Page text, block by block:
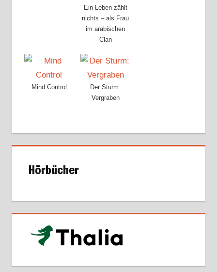
Ein Leben zählt
nichts – als Frau
im arabischen
Clan
Mind Control
Der Sturm:
Vergraben